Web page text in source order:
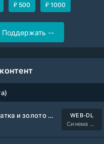
₽ 500 ₽ 1000
Оскар, Патка и золото Балтики
WEB-DL
Синема УС